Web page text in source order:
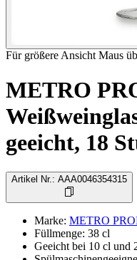
Für größere Ansicht Maus
METRO
geeicht, 18
Artikel Nr. : AAA0046354315
Marke: METRO
Füllmenge: 38 cl
Geeicht bei 10 cl und